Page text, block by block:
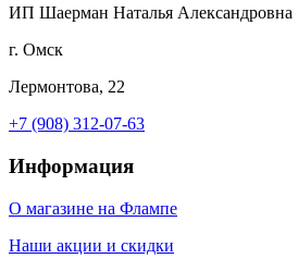
ИП Шаерман Наталья Александровна
г. Омск
Лермонтова, 22
+7 (908) 312-07-63
Информация
О магазине на Флампе
Наши акции и скидки